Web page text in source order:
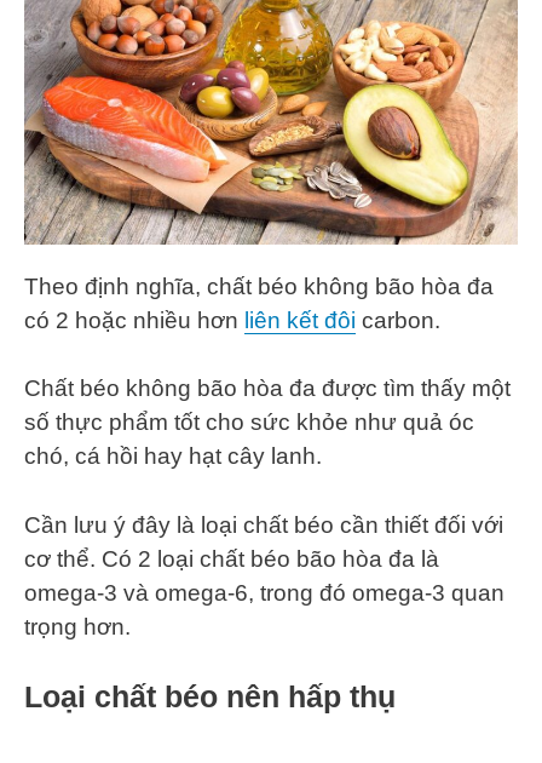
Theo định nghĩa, chất béo không bão hòa đa
có 2 hoặc nhiều hơn liên kết đôi carbon.
Chất béo không bão hòa đa được tìm thấy một
số thực phẩm tốt cho sức khỏe như quả óc
chó, cá hồi hay hạt cây lanh.
Cần lưu ý đây là loại chất béo cần thiết đối với
cơ thể. Có 2 loại chất béo bão hòa đa là
omega-3 và omega-6, trong đó omega-3 quan
trọng hơn.
Loại chất béo nên hấp thụ